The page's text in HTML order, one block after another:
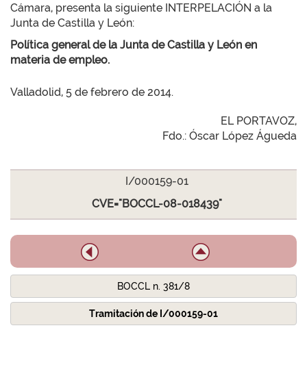
Cámara, presenta la siguiente INTERPELACIÓN a la
Junta de Castilla y León:
Política general de la Junta de Castilla y León en
materia de empleo.
Valladolid, 5 de febrero de 2014.
EL PORTAVOZ,
Fdo.: Óscar López Águeda
I/000159-01
CVE="BOCCL-08-018439"
BOCCL n. 381/8
Tramitación de I/000159-01